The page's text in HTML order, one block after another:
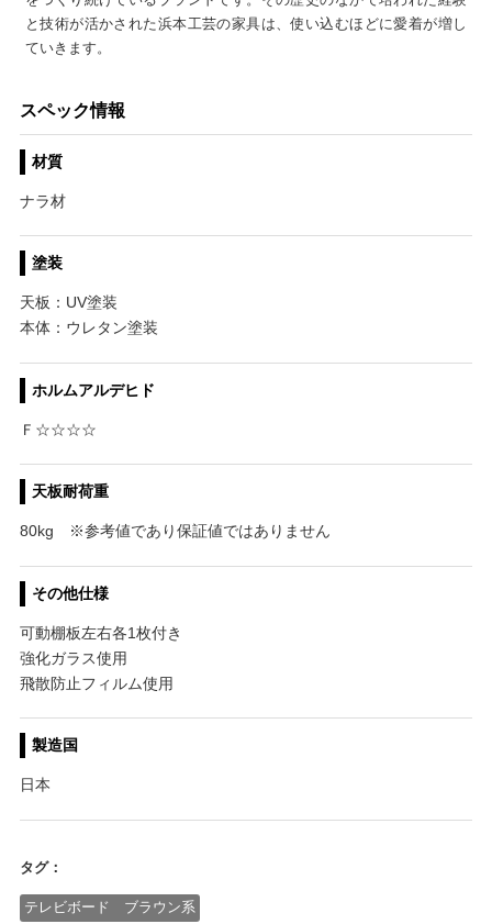
と技術が活かされた浜本工芸の家具は、使い込むほどに愛着が増し
ていきます。
スペック情報
材質
ナラ材
塗装
天板：UV塗装
本体：ウレタン塗装
ホルムアルデヒド
Ｆ☆☆☆☆
天板耐荷重
80kg ※参考値であり保証値ではありません
その他仕様
可動棚板左右各1枚付き
強化ガラス使用
飛散防止フィルム使用
製造国
日本
タグ：
テレビボード ブラウン系